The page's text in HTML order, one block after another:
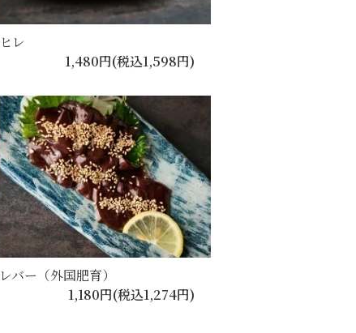
ヒレ
1,480円(税込1,598円)
レバー（外国肥育）
1,180円(税込1,274円)